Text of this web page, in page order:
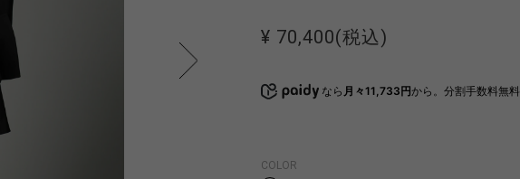
¥ 70,400(税込)
なら 月々11,733円から。分割手数料無料
COLOR